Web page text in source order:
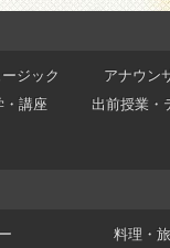
ジック アナウン
・講座 出前授業・
料理・